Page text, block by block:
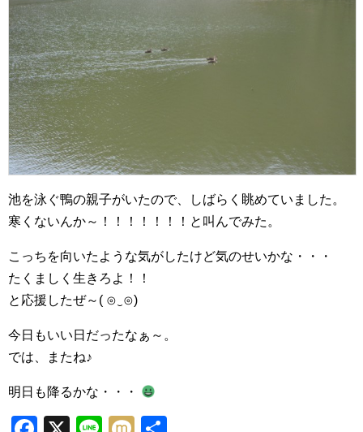
池を泳ぐ鴨の親子がいたので、しばらく眺めていました。
寒くないんか～！！！！！！！と叫んでみた。
こっちを向いたような気がしたけど気のせいかな・・・
たくましく生きろよ！！
と応援したぜ～( ⊙‿⊙)
今日もいい日だったなぁ～。
では、またね♪
明日も降るかな・・・